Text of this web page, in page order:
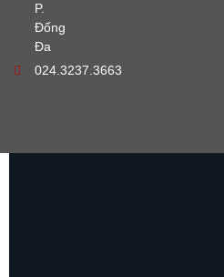
P.
Đống
Đa
024.3237.3663